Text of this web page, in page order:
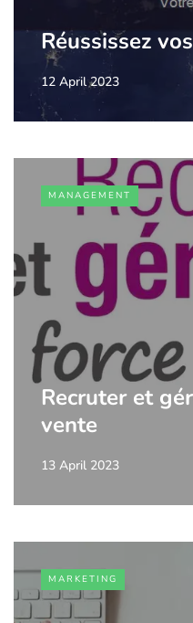
Réussissez
12 April 2023
MANAGEMENT
Recruter et
vente
13 April 2023
MARKETING